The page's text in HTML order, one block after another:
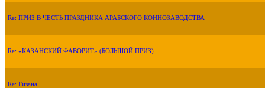
Re: ПРИЗ В ЧЕСТЬ ПРАЗДНИКА АРАБСКОГО КОННОЗАВОДСТВА
Re: «КАЗАНСКИЙ ФАВОРИТ» (БОЛЬШОЙ ПРИЗ)
Re: Гизана